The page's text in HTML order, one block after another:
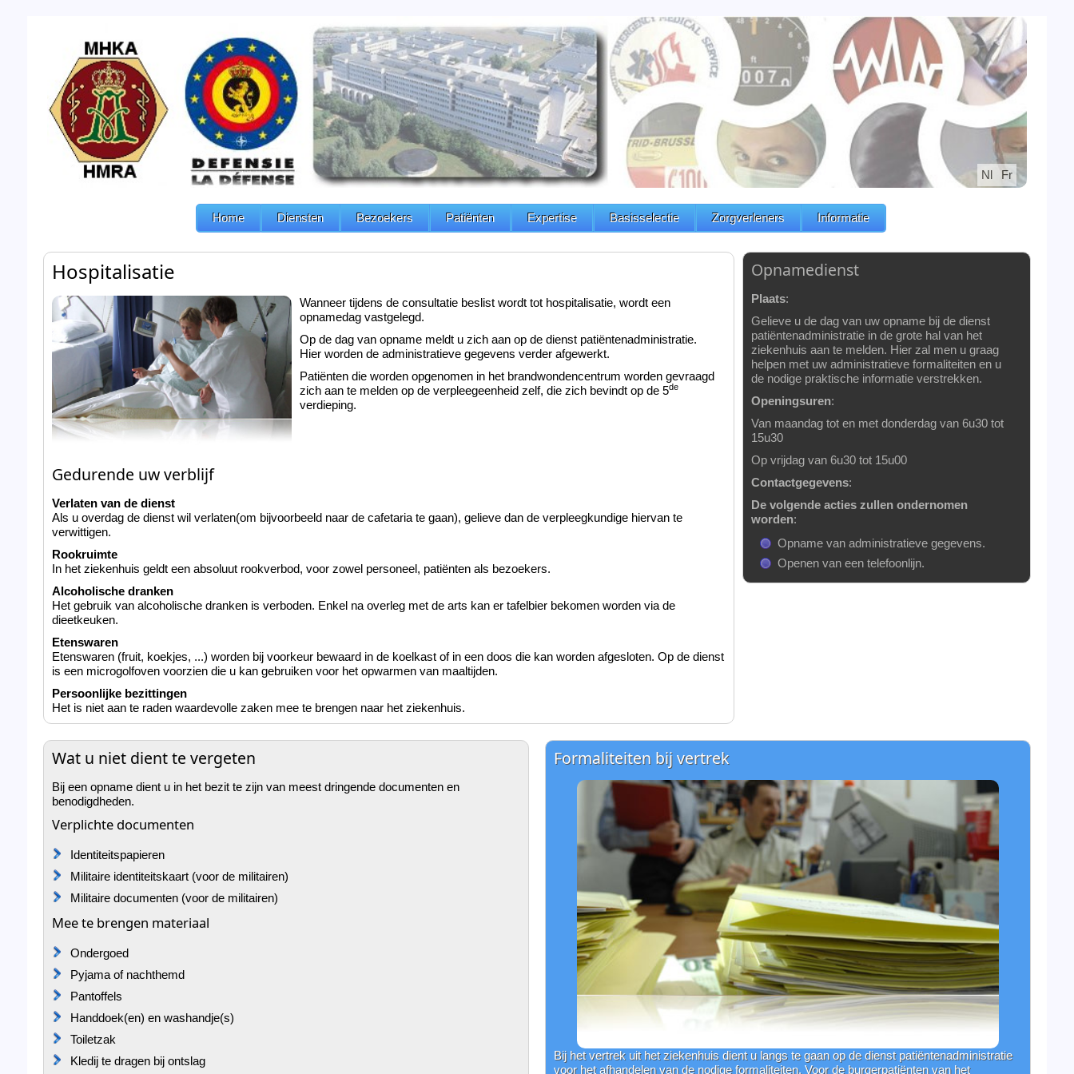
Nl Fr
Home Diensten Bezoekers Patiënten Expertise Basisselectie Zorgverleners Informatie
Hospitalisatie
Wanneer tijdens de consultatie beslist wordt tot hospitalisatie, wordt een
opnamedag vastgelegd.
Op de dag van opname meldt u zich aan op de dienst patiëntenadministratie.
Hier worden de administratieve gegevens verder afgewerkt.
Patiënten die worden opgenomen in het brandwondencentrum worden gevraagd
zich aan te melden op de verpleegeenheid zelf, die zich bevindt op de 5de
verdieping.
Gedurende uw verblijf
Verlaten van de dienst
Als u overdag de dienst wil verlaten(om bijvoorbeeld naar de cafetaria te gaan), gelieve dan de verpleegkundige hiervan te
verwittigen.
Rookruimte
In het ziekenhuis geldt een absoluut rookverbod, voor zowel personeel, patiënten als bezoekers.
Alcoholische dranken
Het gebruik van alcoholische dranken is verboden. Enkel na overleg met de arts kan er tafelbier bekomen worden via de
dieetkeuken.
Etenswaren
Etenswaren (fruit, koekjes, ...) worden bij voorkeur bewaard in de koelkast of in een doos die kan worden afgesloten. Op de dienst
is een microgolfoven voorzien die u kan gebruiken voor het opwarmen van maaltijden.
Persoonlijke bezittingen
Het is niet aan te raden waardevolle zaken mee te brengen naar het ziekenhuis.
Opnamedienst
Plaats:
Gelieve u de dag van uw opname bij de dienst
patiëntenadministratie in de grote hal van het
ziekenhuis aan te melden. Hier zal men u graag
helpen met uw administratieve formaliteiten en u
de nodige praktische informatie verstrekken.
Openingsuren:
Van maandag tot en met donderdag van 6u30 tot
15u30
Op vrijdag van 6u30 tot 15u00
Contactgegevens:
De volgende acties zullen ondernomen
worden:
Opname van administratieve gegevens.
Openen van een telefoonlijn.
Wat u niet dient te vergeten
Bij een opname dient u in het bezit te zijn van meest dringende documenten en
benodigdheden.
Verplichte documenten
Identiteitspapieren
Militaire identiteitskaart (voor de militairen)
Militaire documenten (voor de militairen)
Mee te brengen materiaal
Ondergoed
Pyjama of nachthemd
Pantoffels
Handdoek(en) en washandje(s)
Toiletzak
Kledij te dragen bij ontslag
Formaliteiten bij vertrek
Bij het vertrek uit het ziekenhuis dient u langs te gaan op de dienst patiëntenadministratie
voor het afhandelen van de nodige formaliteiten. Voor de burgerpatiënten van het